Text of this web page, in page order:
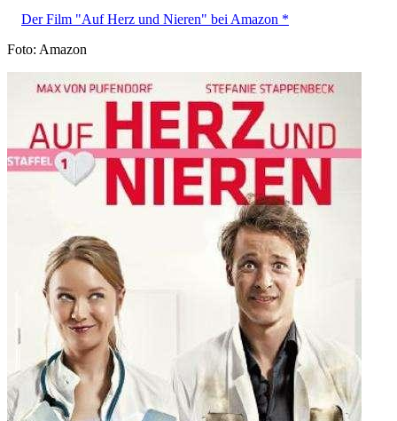
Der Film "Auf Herz und Nieren" bei Amazon *
Foto: Amazon